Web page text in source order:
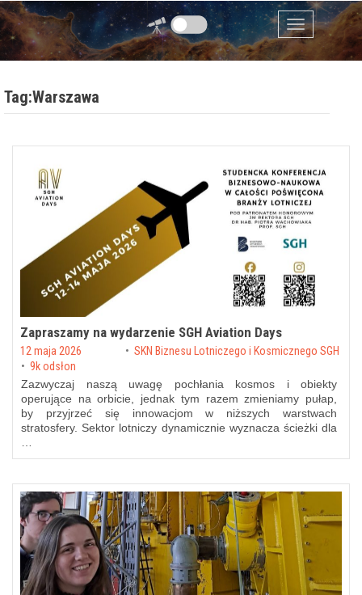
Przejdź do zawartości
Menu
Tag:Warszawa
Zapraszamy na wydarzenie SGH Aviation Days
Posted on
12 maja 2026 bySKN Biznesu Lotniczego i Kosmicznego SGH
9k odsłon
Zazwyczaj naszą uwagę pochłania kosmos i obiekty
operujące na orbicie, jednak tym razem zmieniamy pułap,
by przyjrzeć się innowacjom w niższych warstwach
stratosfery. Sektor lotniczy dynamicznie wyznacza ścieżki dla